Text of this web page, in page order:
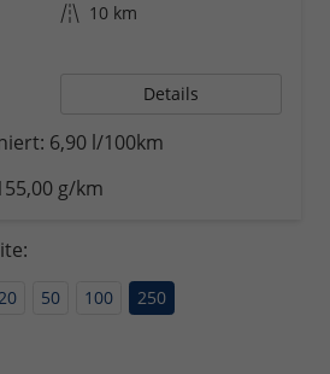
Kilometerstand 10 km
Details
6,90 l/100km
g/km
50 100 250